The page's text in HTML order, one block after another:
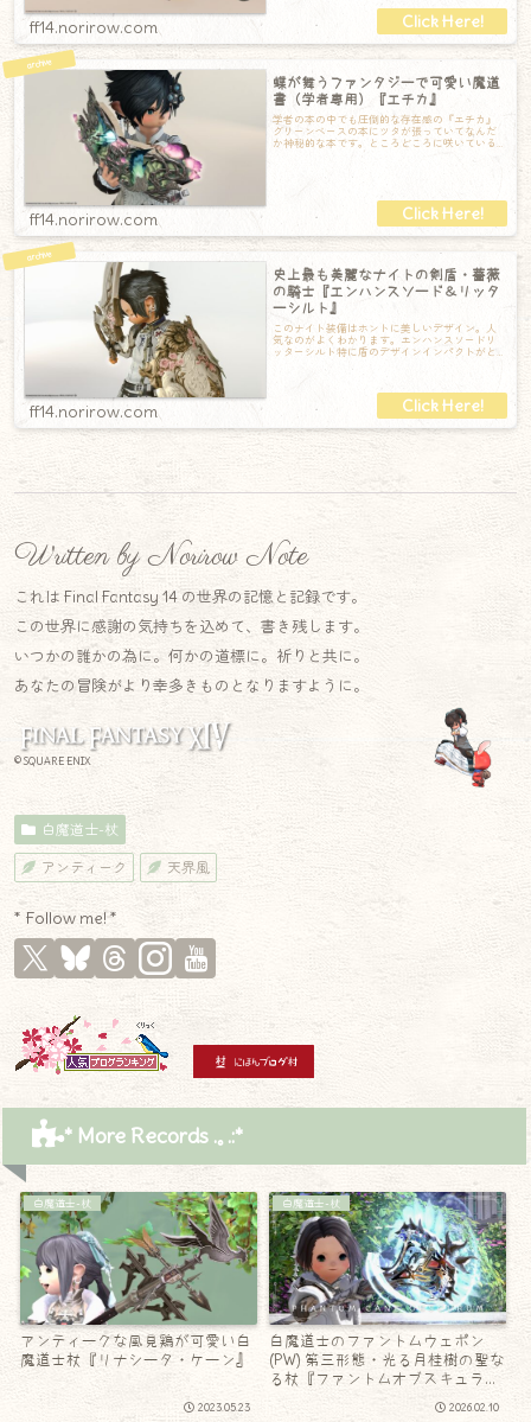
ff14.norirow.com
蝶が舞うファンタジーで可愛い魔道
書（学者専用）『エチカ』
学者の本の中でも圧倒的な存在感の『エチカ』
グリーンベースの本にツタが張っていてなんだ
か神秘的な本です。ところどころに咲いている
花も光ってて本当に美しいデザイン。本を閉じ
ff14.norirow.com
史上最も美麗なナイトの剣盾・薔薇
の騎士『エンハンスソード＆リッタ
ーシルト』
このナイト装備はホントに美しいデザイン。人
気なのがよくわかります。エンハンスソードリ
ッターシルト特に盾のデザインインパクトがと
ff14.norirow.com
Written by Norirow Note
これは Final Fantasy 14 の世界の記憶と記録です。
この世界に感謝の気持ちを込めて、書き残します。
いつかの誰かの為に。何かの道標に。祈りと共に。
あなたの冒険がより幸多きものとなりますように。
© SQUARE ENIX
白魔道士-杖
アンティーク 天界風
* Follow me! *
* More Records .｡.:*
白魔道士-杖
アンティークな風見鶏が可愛い白
魔道士杖『リナシータ・ケーン』
2023.05.23
白魔道士-杖
白魔道士のファントムウェポン
(PW) 第三形態・光る月桂樹の聖な
る杖『ファントムオブスキュラ
2026.02.10